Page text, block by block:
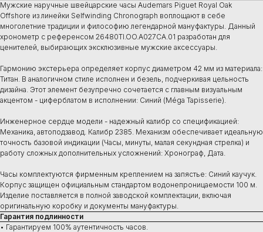
Мужские наручные швейцарские часы Audemars Piguet Royal Oak
Offshore из линейки Selfwinding Chronograph воплощают в себе
многолетние традиции и философию легендарной мануфактуры. Данный
хронометр с референсом 26480TI.OO.A027CA.01 разработан для
ценителей, выбирающих эксклюзивные мужские аксессуары.
Гармонию экстерьера определяет корпус диаметром 42 мм из материала:
Титан. В аналогичном стиле исполнен и безель, подчеркивая цельность
дизайна. Этот элемент безупречно сочетается с главным визуальным
акцентом - циферблатом в исполнении: Синий (Méga Tapisserie).
Инженерное сердце модели - надежный калибр со спецификацией:
Механика, автоподзавод. Калибр 2385. Механизм обеспечивает идеальную
точность базовой индикации (Часы, минуты, малая секундная стрелка) и
работу сложных дополнительных усложнений: Хронограф, Дата.
Часы комплектуются фирменным креплением на запястье: Синий каучук.
Корпус защищен официальным стандартом водонепроницаемости 100 м.
Изделие поставляется в полной заводской комплектации, включая
оригинальную коробку и документы мануфактуры.
Гарантия подлинности
• Гарантируем 100% аутентичность часов.